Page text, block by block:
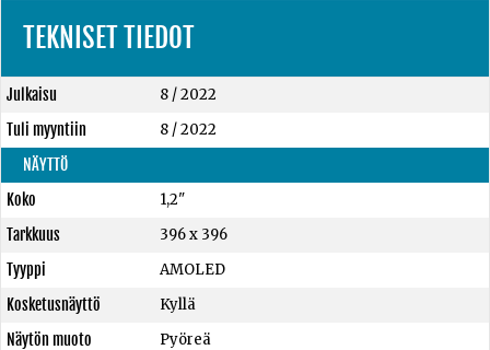
TEKNISET TIEDOT
Julkaisu
8 / 2022
Tuli myyntiin
8 / 2022
NÄYTTÖ
Koko
1,2"
Tarkkuus
396 x 396
Tyyppi
AMOLED
Kosketusnäyttö
Kyllä
Näytön muoto
Pyöreä